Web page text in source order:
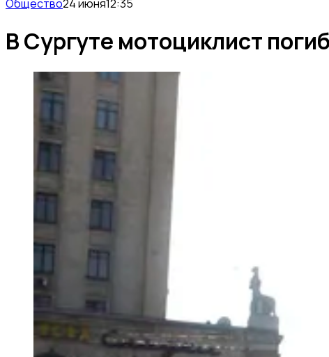
Общество24 июня12:35
В Сургуте мотоциклист